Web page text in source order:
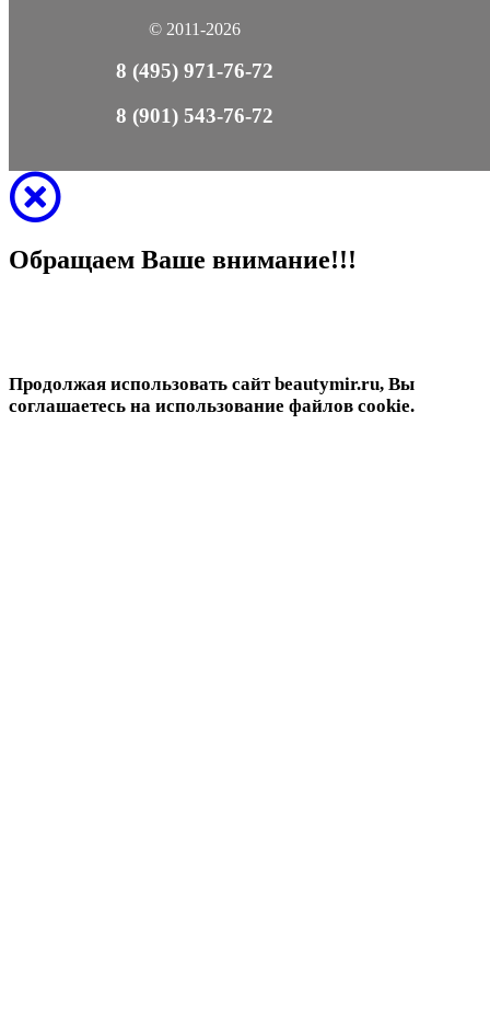
© 2011-2026
8 (495) 971-76-72
8 (901) 543-76-72
Обращаем Ваше внимание!!!
Продолжая использовать сайт beautymir.ru, Вы
соглашаетесь на использование файлов cookie.